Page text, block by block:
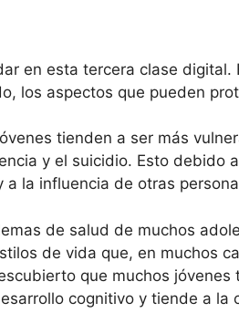
en esta tercera clase
los aspectos que pueden
tienden a ser más
y el suicidio. Esto
a la influencia de otras
de salud de muchos
de vida que, en muchos
que muchos
cognitivo y tiende a la